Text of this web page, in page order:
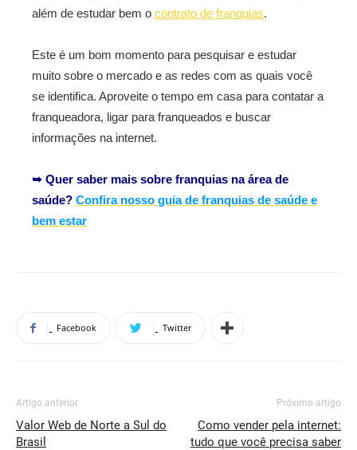
além de estudar bem o contrato de franquias.
Este é um bom momento para pesquisar e estudar
muito sobre o mercado e as redes com as quais você
se identifica. Aproveite o tempo em casa para contatar a
franqueadora, ligar para franqueados e buscar
informações na internet.
➥ Quer saber mais sobre franquias na área de
saúde? Confira nosso guia de franquias de saúde e
bem estar
Facebook Twitter
Artigo anterior
Valor Web de Norte a Sul do
Brasil
Próximo artigo
Como vender pela internet:
tudo que você precisa saber